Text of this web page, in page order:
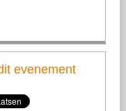
evenement